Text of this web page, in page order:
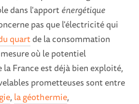
dans l'apporténergétique
pas que l'électricité qui
quartde la consommation
où le potentiel
France est déjà bien exploité,
prometteuses sont entre
, la géothermie,